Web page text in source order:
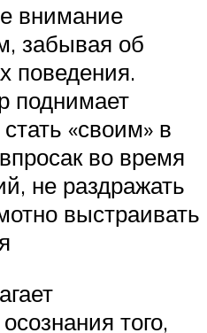
внимание
забывая об
поведения.
поднимает
«своим» в
во время
не раздражать
выстраивать
того,